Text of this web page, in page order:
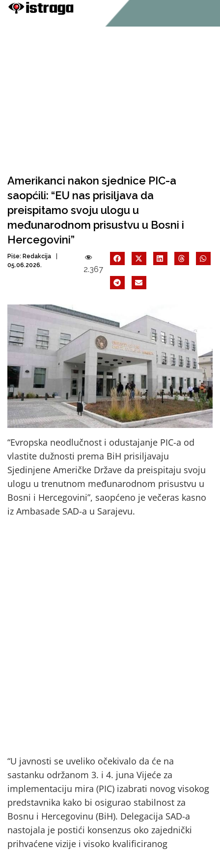
Amerikanci nakon sjednice PIC-a
saopćili: “EU nas prisiljava da
preispitamo svoju ulogu u
međunarodnom prisustvu u Bosni i
Hercegovini”
Piše: Redakcija
05.06.2026.
2.367
“Evropska neodlučnost i odustajanje PIC-a od
vlastite dužnosti prema BiH prisiljavaju
Sjedinjene Američke Države da preispitaju svoju
ulogu u trenutnom međunarodnom prisustvu u
Bosni i Hercegovini”, saopćeno je večeras kasno
iz Ambasade SAD-a u Sarajevu.
“U javnosti se uveliko očekivalo da će na
sastanku održanom 3. i 4. juna Vijeće za
implementaciju mira (PIC) izabrati novog visokog
predstavnika kako bi osigurao stabilnost za
Bosnu i Hercegovinu (BiH). Delegacija SAD-a
nastojala je postići konsenzus oko zajednički
prihvaćene vizije i visoko kvalificiranog